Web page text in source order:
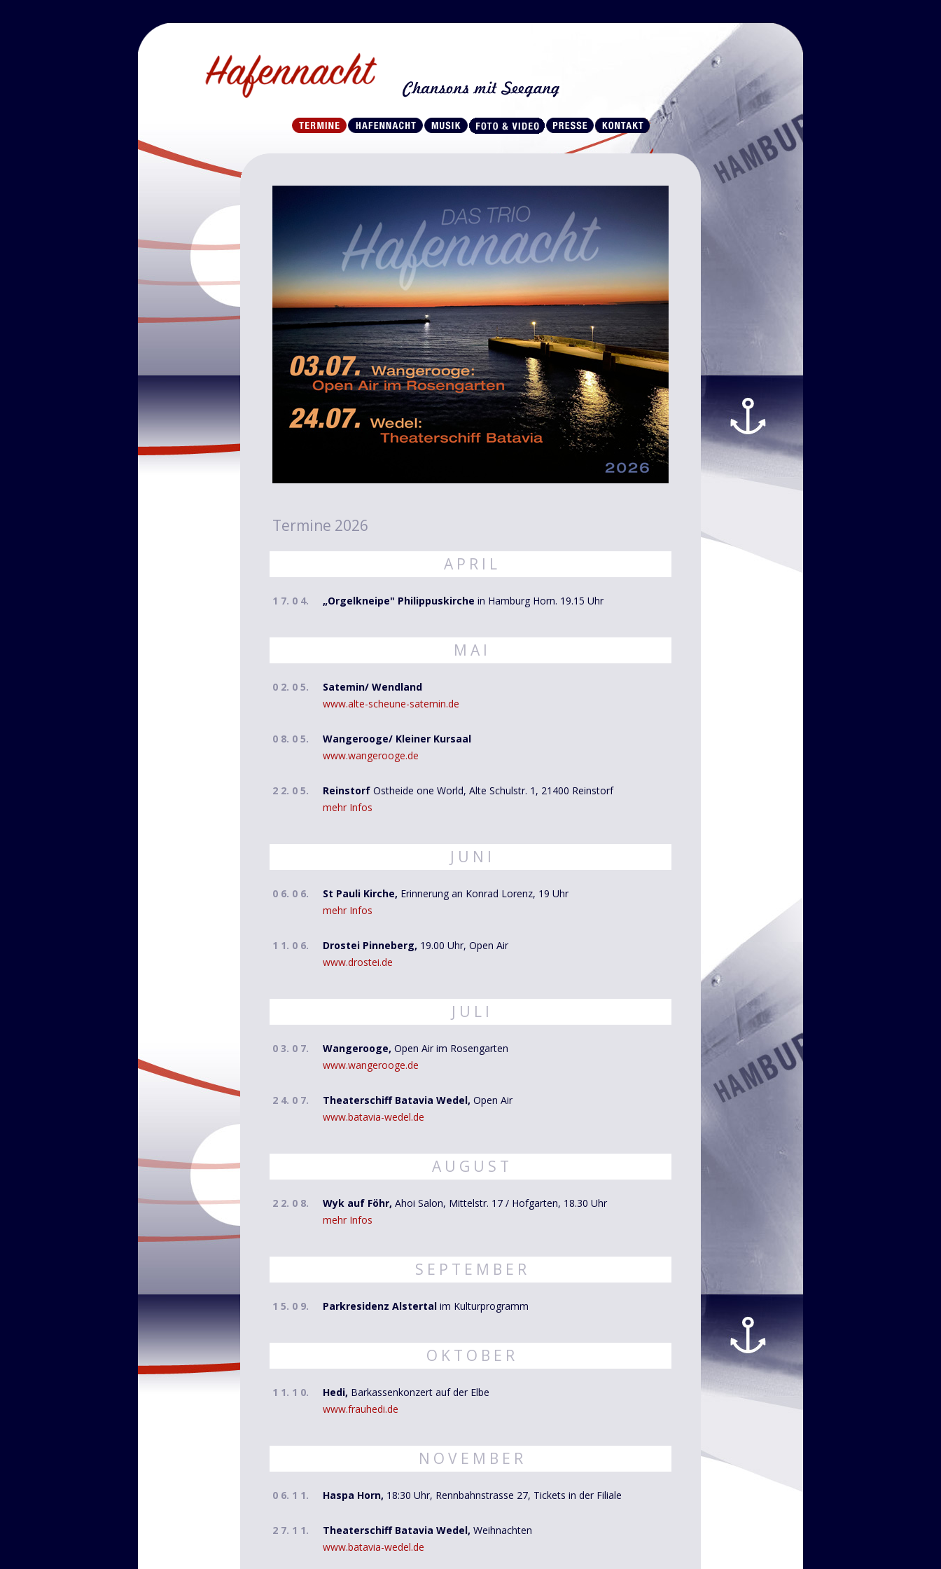
Termine 2026
A P R I L
1 7. 0 4. „Orgelkneipe" Philippuskirche in Hamburg Horn. 19.15 Uhr
M A I
0 2. 0 5.
Satemin/ Wendland
www.alte-scheune-satemin.de
0 8. 0 5.
Wangerooge/ Kleiner Kursaal
www.wangerooge.de
2 2. 0 5. Reinstorf Ostheide one World, Alte Schulstr. 1, 21400 Reinstorf
mehr Infos
J U N I
0 6. 0 6. St Pauli Kirche, Erinnerung an Konrad Lorenz, 19 Uhr
mehr Infos
1 1. 0 6. Drostei Pinneberg, 19.00 Uhr, Open Air
www.drostei.de
J U L I
0 3. 0 7. Wangerooge, Open Air im Rosengarten
www.wangerooge.de
2 4. 0 7. Theaterschiff Batavia Wedel, Open Air
www.batavia-wedel.de
A U G U S T
2 2. 0 8. Wyk auf Föhr, Ahoi Salon, Mittelstr. 17 / Hofgarten, 18.30 Uhr
mehr Infos
S E P T E M B E R
1 5. 0 9. Parkresidenz Alstertal im Kulturprogramm
O K T O B E R
1 1. 1 0. Hedi, Barkassenkonzert auf der Elbe
www.frauhedi.de
N O V E M B E R
0 6. 1 1. Haspa Horn, 18:30 Uhr, Rennbahnstrasse 27, Tickets in der Filiale
2 7. 1 1. Theaterschiff Batavia Wedel, Weihnachten
www.batavia-wedel.de